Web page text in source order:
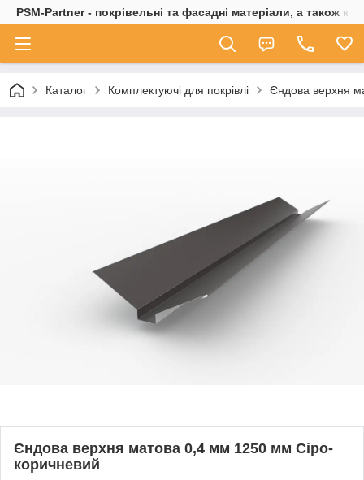
PSM-Partner - покрівельні та фасадні матеріали, а також
Каталог Комплектуючі для покрівлі Єндова верхня
Єндова верхня матова 0,4 мм 1250 мм Сіро-
коричневий